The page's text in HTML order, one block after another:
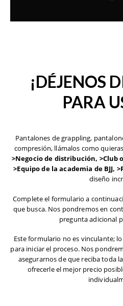
¡DÉJENOS
PARA
Pantalones de grappling,
compresión, llámalos como
>Negocio de distribución, >Club
>Equipo de la academia de BJJ,
diseño
Complete el formulario a
que busca. Nos pondremos en
pregunta adicional
Este formulario no es vinculante;
para iniciar el proceso. Nos
asegurarnos de que reciba toda
ofrecerle el mejor precio